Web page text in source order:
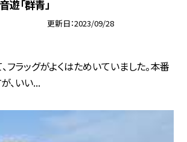
「群青」
更新日 2023/09/28
フラッグがよくはためいていました。本番
、いい...